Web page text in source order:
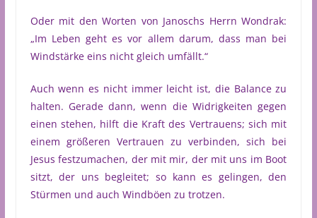
Oder mit den Worten von Janoschs Herrn Wondrak:
„Im Leben geht es vor allem darum, dass man bei
Windstärke eins nicht gleich umfällt.“
Auch wenn es nicht immer leicht ist, die Balance zu
halten. Gerade dann, wenn die Widrigkeiten gegen
einen stehen, hilft die Kraft des Vertrauens; sich mit
einem größeren Vertrauen zu verbinden, sich bei
Jesus festzumachen, der mit mir, der mit uns im Boot
sitzt, der uns begleitet; so kann es gelingen, den
Stürmen und auch Windböen zu trotzen.